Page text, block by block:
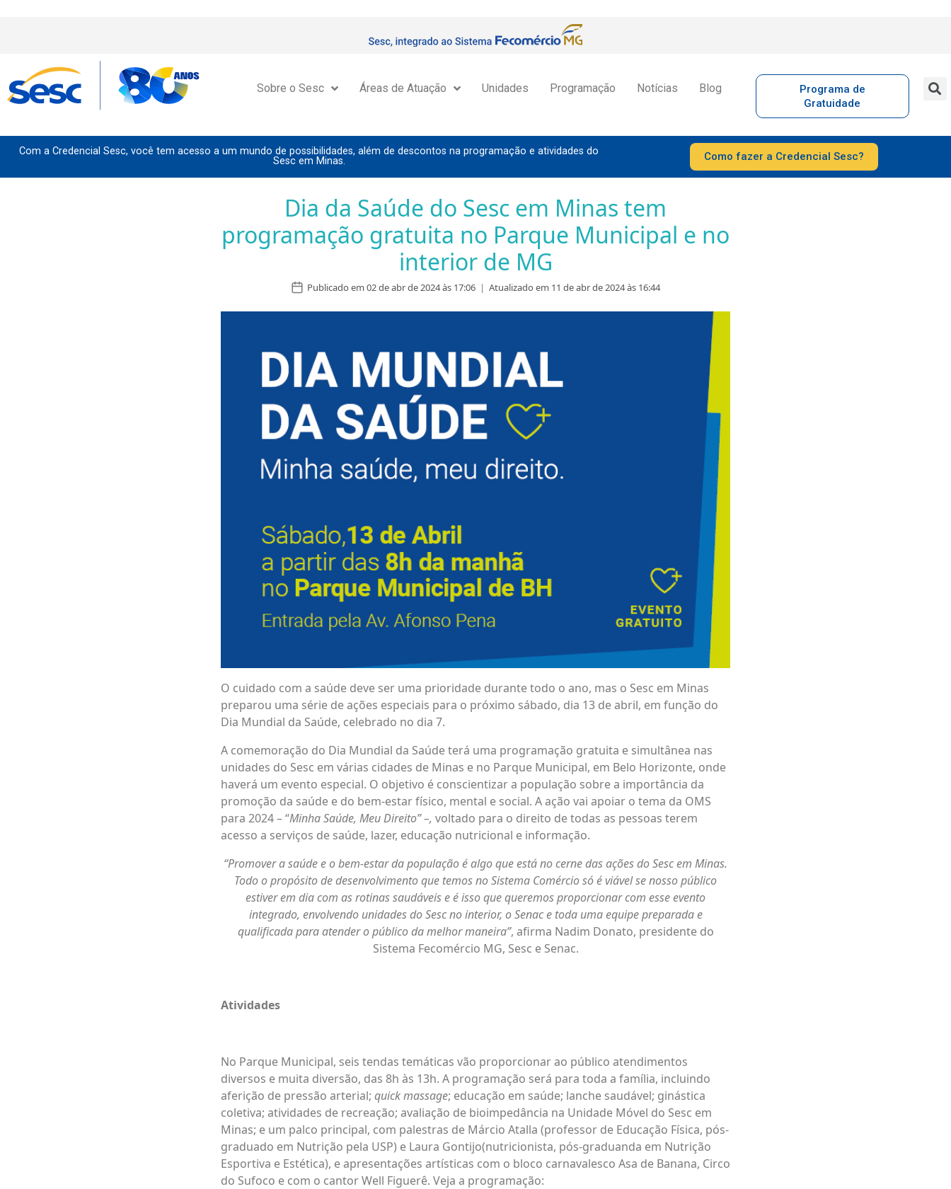
Sobre o Sesc Áreas de Atuação Unidades Programação Notícias Blog
Programa de
Gratuidade
Com a Credencial Sesc, você tem acesso a um mundo de possibilidades, além de descontos na programação e atividades do
Sesc em Minas.
Como fazer a Credencial Sesc?
Dia da Saúde do Sesc em Minas tem
programação gratuita no Parque Municipal e no
interior de MG
Publicado em 02 de abr de 2024 às 17:06 | Atualizado em 11 de abr de 2024 às 16:44
O cuidado com a saúde deve ser uma prioridade durante todo o ano, mas o Sesc em Minas
preparou uma série de ações especiais para o próximo sábado, dia 13 de abril, em função do
Dia Mundial da Saúde, celebrado no dia 7.
A comemoração do Dia Mundial da Saúde terá uma programação gratuita e simultânea nas
unidades do Sesc em várias cidades de Minas e no Parque Municipal, em Belo Horizonte, onde
haverá um evento especial. O objetivo é conscientizar a população sobre a importância da
promoção da saúde e do bem-estar físico, mental e social. A ação vai apoiar o tema da OMS
para 2024 – “Minha Saúde, Meu Direito” –, voltado para o direito de todas as pessoas terem
acesso a serviços de saúde, lazer, educação nutricional e informação.
“Promover a saúde e o bem-estar da população é algo que está no cerne das ações do Sesc em Minas.
Todo o propósito de desenvolvimento que temos no Sistema Comércio só é viável se nosso público
estiver em dia com as rotinas saudáveis e é isso que queremos proporcionar com esse evento
integrado, envolvendo unidades do Sesc no interior, o Senac e toda uma equipe preparada e
qualificada para atender o público da melhor maneira”, afirma Nadim Donato, presidente do
Sistema Fecomércio MG, Sesc e Senac.
Atividades
No Parque Municipal, seis tendas temáticas vão proporcionar ao público atendimentos
diversos e muita diversão, das 8h às 13h. A programação será para toda a família, incluindo
aferição de pressão arterial; quick massage; educação em saúde; lanche saudável; ginástica
coletiva; atividades de recreação; avaliação de bioimpedância na Unidade Móvel do Sesc em
Minas; e um palco principal, com palestras de Márcio Atalla (professor de Educação Física, pós-
graduado em Nutrição pela USP) e Laura Gontijo(nutricionista, pós-graduanda em Nutrição
Esportiva e Estética), e apresentações artísticas com o bloco carnavalesco Asa de Banana, Circo
do Sufoco e com o cantor Well Figuerê. Veja a programação: